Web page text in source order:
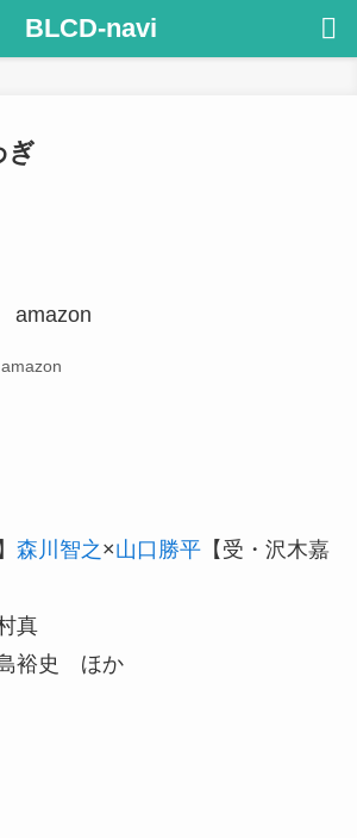
BLCD-navi
ぎ
森川智之 ×山口勝平【受・沢木嘉
真
島裕史 ほか